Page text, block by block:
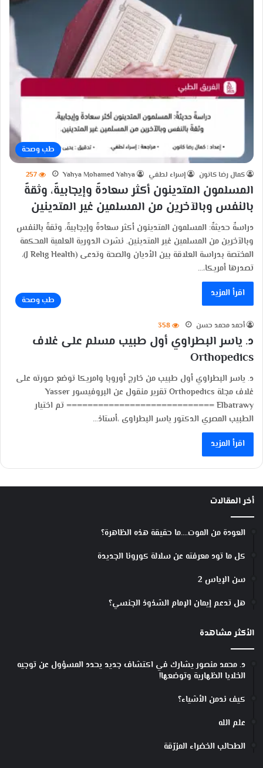
طب وصحة
كمال رضا كانون إسراء لطفي Yahya Mohamed Yahya
257
المسلمون المتدينون أكثر سعادةً وإيجابيةً، وثقةً
بالنفس وبالآخرين من المسلمين غير المتدينين
دراسةٌ حديثةٌ: المسلمون المتدينون أكثر سعادةً وإيجابيةً، وثقةً بالنفس
وبالآخرين من المسلمين غير المتدينين. نشرت الدورية العلمية المحكمة
المختصة بدراسة العلاقة بين الأديان والصحة وتدعى (J Relig Health)،
تصدرها أمريكا،…
اقرأ المزيد
طب وصحة
أحمد محمد حسن 358
د. ياسر البطراوي أول طبيب مسلم على غلاف
Orthopedics
د. ياسر البطراوي أول طبيب من خارج أوروبا وامريكا توضع صورته على
غلاف مجلة Orthopedics تقرير منقول عن البروفيسور Yasser
Elbatrawy ============================ تم اختيار
الطبيب المصري الدكتور ياسر البطراوى ،أستاذ…
اقرأ المزيد
أخر المقالات
العودة من الموت….ما حقيقة هذه الظاهرة؟
كل ما تود معرفته عن سلالة كورونا الجديدة
سن الإياس 2
هل تدعم إيمان الإمام الشذوذ الجنسي؟
الأكثر مشاهدة
د. محمد منصور يشارك في اكتشاف جديد يحدد المسؤول عن توجيه
الخلايا الظهارية وتوضعها!
كيف ندمن الأشياء؟
علم الله
الطحالب الخضراء المزرّقة